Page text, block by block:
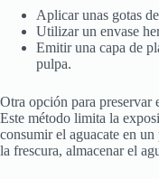
Aplicar unas gotas
Utilizar un envase
Emitir una capa de
pulpa.
Otra opción para preservar
Este método limita la
consumir el aguacate en
la frescura, almacenar el